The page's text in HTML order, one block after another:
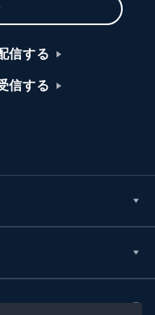
信する
信する